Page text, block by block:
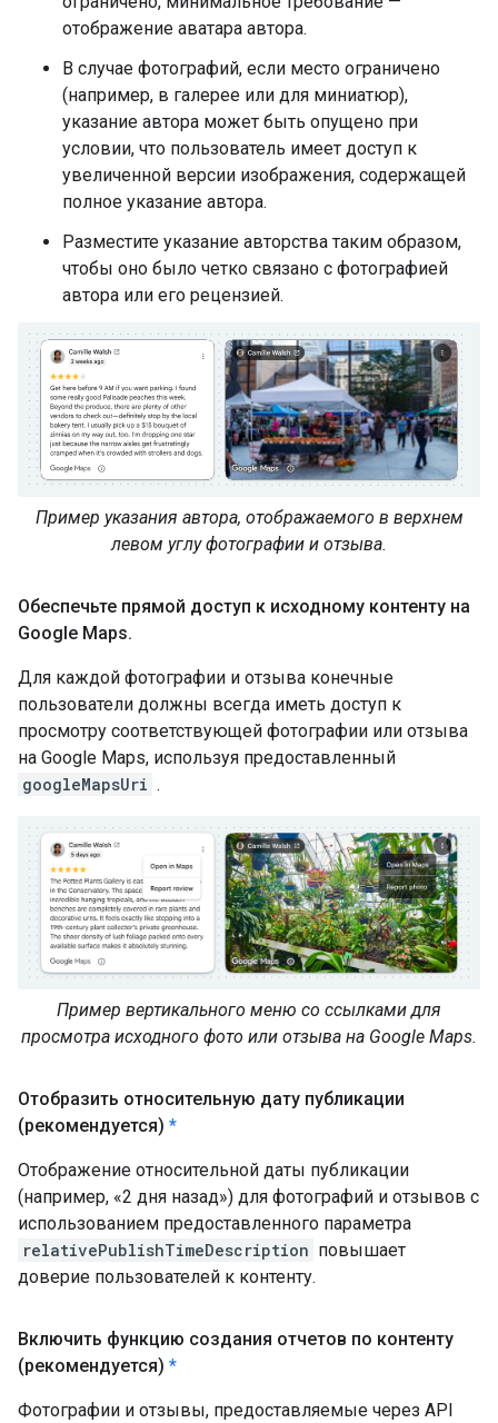
отображение аватара автора.
В случае фотографий, если место ограничено
(например, в галерее или для миниатюр),
указание автора может быть опущено при
условии, что пользователь имеет доступ к
увеличенной версии изображения, содержащей
полное указание автора.
Разместите указание авторства таким образом,
чтобы оно было четко связано с фотографией
автора или его рецензией.
Пример указания автора, отображаемого в верхнем
левом углу фотографии и отзыва.
Обеспечьте прямой доступ к исходному контенту на
Google Maps.
Для каждой фотографии и отзыва конечные
пользователи должны всегда иметь доступ к
просмотру соответствующей фотографии или отзыва
на Google Maps, используя предоставленный
googleMapsUri .
Пример вертикального меню со ссылками для
просмотра исходного фото или отзыва на Google Maps.
Отобразить относительную дату публикации
(рекомендуется) *
Отображение относительной даты публикации
(например, «2 дня назад») для фотографий и отзывов с
использованием предоставленного параметра
relativePublishTimeDescription повышает
доверие пользователей к контенту.
Включить функцию создания отчетов по контенту
(рекомендуется) *
Фотографии и отзывы, предоставляемые через API